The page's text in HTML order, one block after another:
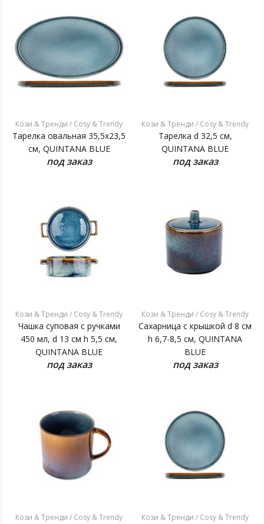
Кози & Тренди / Cosy & Trendy
Тарелка овальная 35,5x23,5
см, QUINTANA BLUE
под заказ
Кози & Тренди / Cosy & Trendy
Тарелка d 32,5 см,
QUINTANA BLUE
под заказ
Кози & Тренди / Cosy & Trendy
Чашка суповая с ручками
450 мл, d 13 см h 5,5 см,
QUINTANA BLUE
под заказ
Кози & Тренди / Cosy & Trendy
Сахарница с крышкой d 8 см
h 6,7-8,5 см, QUINTANA
BLUE
под заказ
Кози & Тренди / Cosy & Trendy Кози & Тренди / Cosy & Trendy